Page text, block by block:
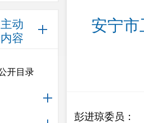
动
容
开目录
安宁
彭进琼委员：